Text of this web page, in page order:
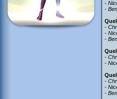
-
- Ben
-
-
- Ben
-
-
-
-
- Ben